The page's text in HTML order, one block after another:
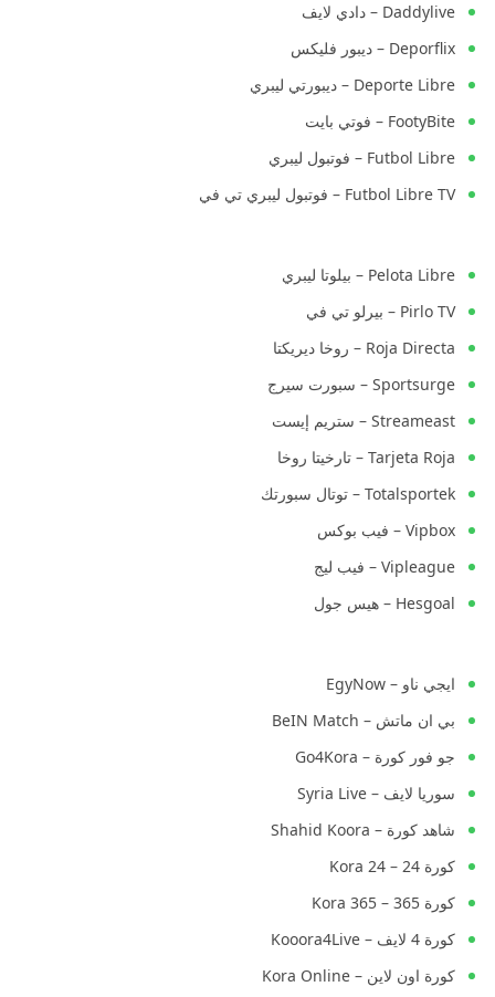
Daddylive – دادي لايف
Deporflix – ديبور فليكس
Deporte Libre – ديبورتي ليبري
FootyBite – فوتي بايت
Futbol Libre – فوتبول ليبري
Futbol Libre TV – فوتبول ليبري تي في
Pelota Libre – بيلوتا ليبري
Pirlo TV – بيرلو تي في
Roja Directa – روخا ديريكتا
Sportsurge – سبورت سيرج
Streameast – ستريم إيست
Tarjeta Roja – تارخيتا روخا
Totalsportek – توتال سبورتك
Vipbox – فيب بوكس
Vipleague – فيب ليج
Hesgoal – هيس جول
ايجي ناو – EgyNow
بي ان ماتش – BeIN Match
جو فور كورة – Go4Kora
سوريا لايف – Syria Live
شاهد كورة – Shahid Koora
كورة 24 – Kora 24
كورة 365 – Kora 365
كورة 4 لايف – Kooora4Live
كورة اون لاين – Kora Online